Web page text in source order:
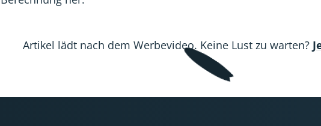
Artikel lädt nach dem Werbevideo. Keine Lust zu warten?